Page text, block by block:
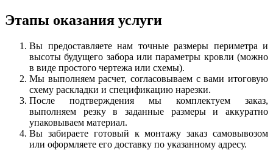
Этапы оказания услуги
Вы предоставляете нам точные размеры периметра и
высоты будущего забора или параметры кровли (можно
в виде простого чертежа или схемы).
Мы выполняем расчет, согласовываем с вами итоговую
схему раскладки и спецификацию нарезки.
После подтверждения мы комплектуем заказ,
выполняем резку в заданные размеры и аккуратно
упаковываем материал.
Вы забираете готовый к монтажу заказ самовывозом
или оформляете его доставку по указанному адресу.